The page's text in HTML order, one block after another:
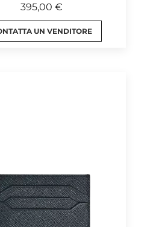
395,00 €
UN VENDITORE